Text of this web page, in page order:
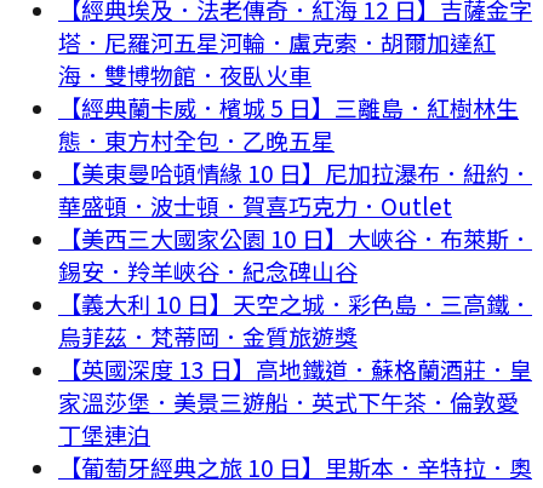
【經典埃及．法老傳奇．紅海 12 日】吉薩金字
塔．尼羅河五星河輪．盧克索．胡爾加達紅
海．雙博物館．夜臥火車
【經典蘭卡威．檳城 5 日】三離島．紅樹林生
態．東方村全包．乙晚五星
【美東曼哈頓情緣 10 日】尼加拉瀑布．紐約．
華盛頓．波士頓．賀喜巧克力．Outlet
【美西三大國家公園 10 日】大峽谷．布萊斯．
錫安．羚羊峽谷．紀念碑山谷
【義大利 10 日】天空之城．彩色島．三高鐵．
烏菲茲．梵蒂岡．金質旅遊獎
【英國深度 13 日】高地鐵道．蘇格蘭酒莊．皇
家溫莎堡．美景三遊船．英式下午茶．倫敦愛
丁堡連泊
【葡萄牙經典之旅 10 日】里斯本．辛特拉．奧